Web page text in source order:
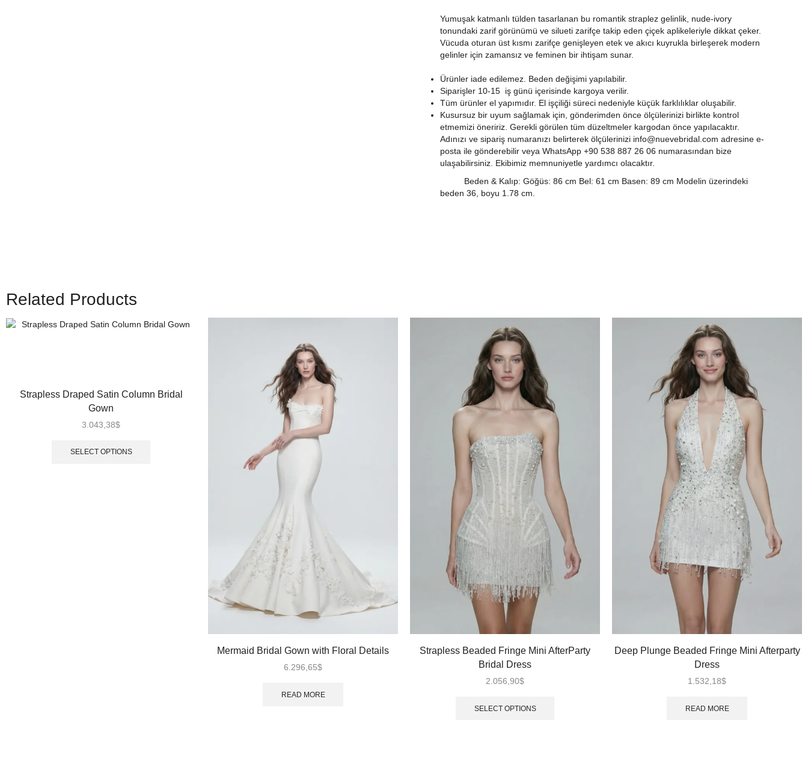
Yumuşak katmanlı tülden tasarlanan bu romantik straplez gelinlik, nude-ivory
tonundaki zarif görünümü ve silueti zarifçe takip eden çiçek aplikeleriyle dikkat çeker.
Vücuda oturan üst kısmı zarifçe genişleyen etek ve akıcı kuyrukla birleşerek modern
gelinler için zamansız ve feminen bir ihtişam sunar.
Ürünler iade edilemez. Beden değişimi yapılabilir.
Siparişler 10-15 iş günü içerisinde kargoya verilir.
Tüm ürünler el yapımıdır. El işçiliği süreci nedeniyle küçük farklılıklar oluşabilir.
Kusursuz bir uyum sağlamak için, gönderimden önce ölçülerinizi birlikte kontrol
etmemizi öneririz. Gerekli görülen tüm düzeltmeler kargodan önce yapılacaktır.
Adınızı ve sipariş numaranızı belirterek ölçülerinizi info@nuevebridal.com adresine e-
posta ile gönderebilir veya WhatsApp +90 538 887 26 06 numarasından bize
ulaşabilirsiniz. Ekibimiz memnuniyetle yardımcı olacaktır.
Beden & Kalıp: Göğüs: 86 cm Bel: 61 cm Basen: 89 cm Modelin üzerindeki
beden 36, boyu 1.78 cm.
Related Products
Strapless Draped Satin Column Bridal
Gown
3.043,38$
SELECT OPTIONS
Mermaid Bridal Gown with Floral Details
6.296,65$
READ MORE
Strapless Beaded Fringe Mini AfterParty
Bridal Dress
2.056,90$
SELECT OPTIONS
Deep Plunge Beaded Fringe Mini Afterparty
Dress
1.532,18$
READ MORE